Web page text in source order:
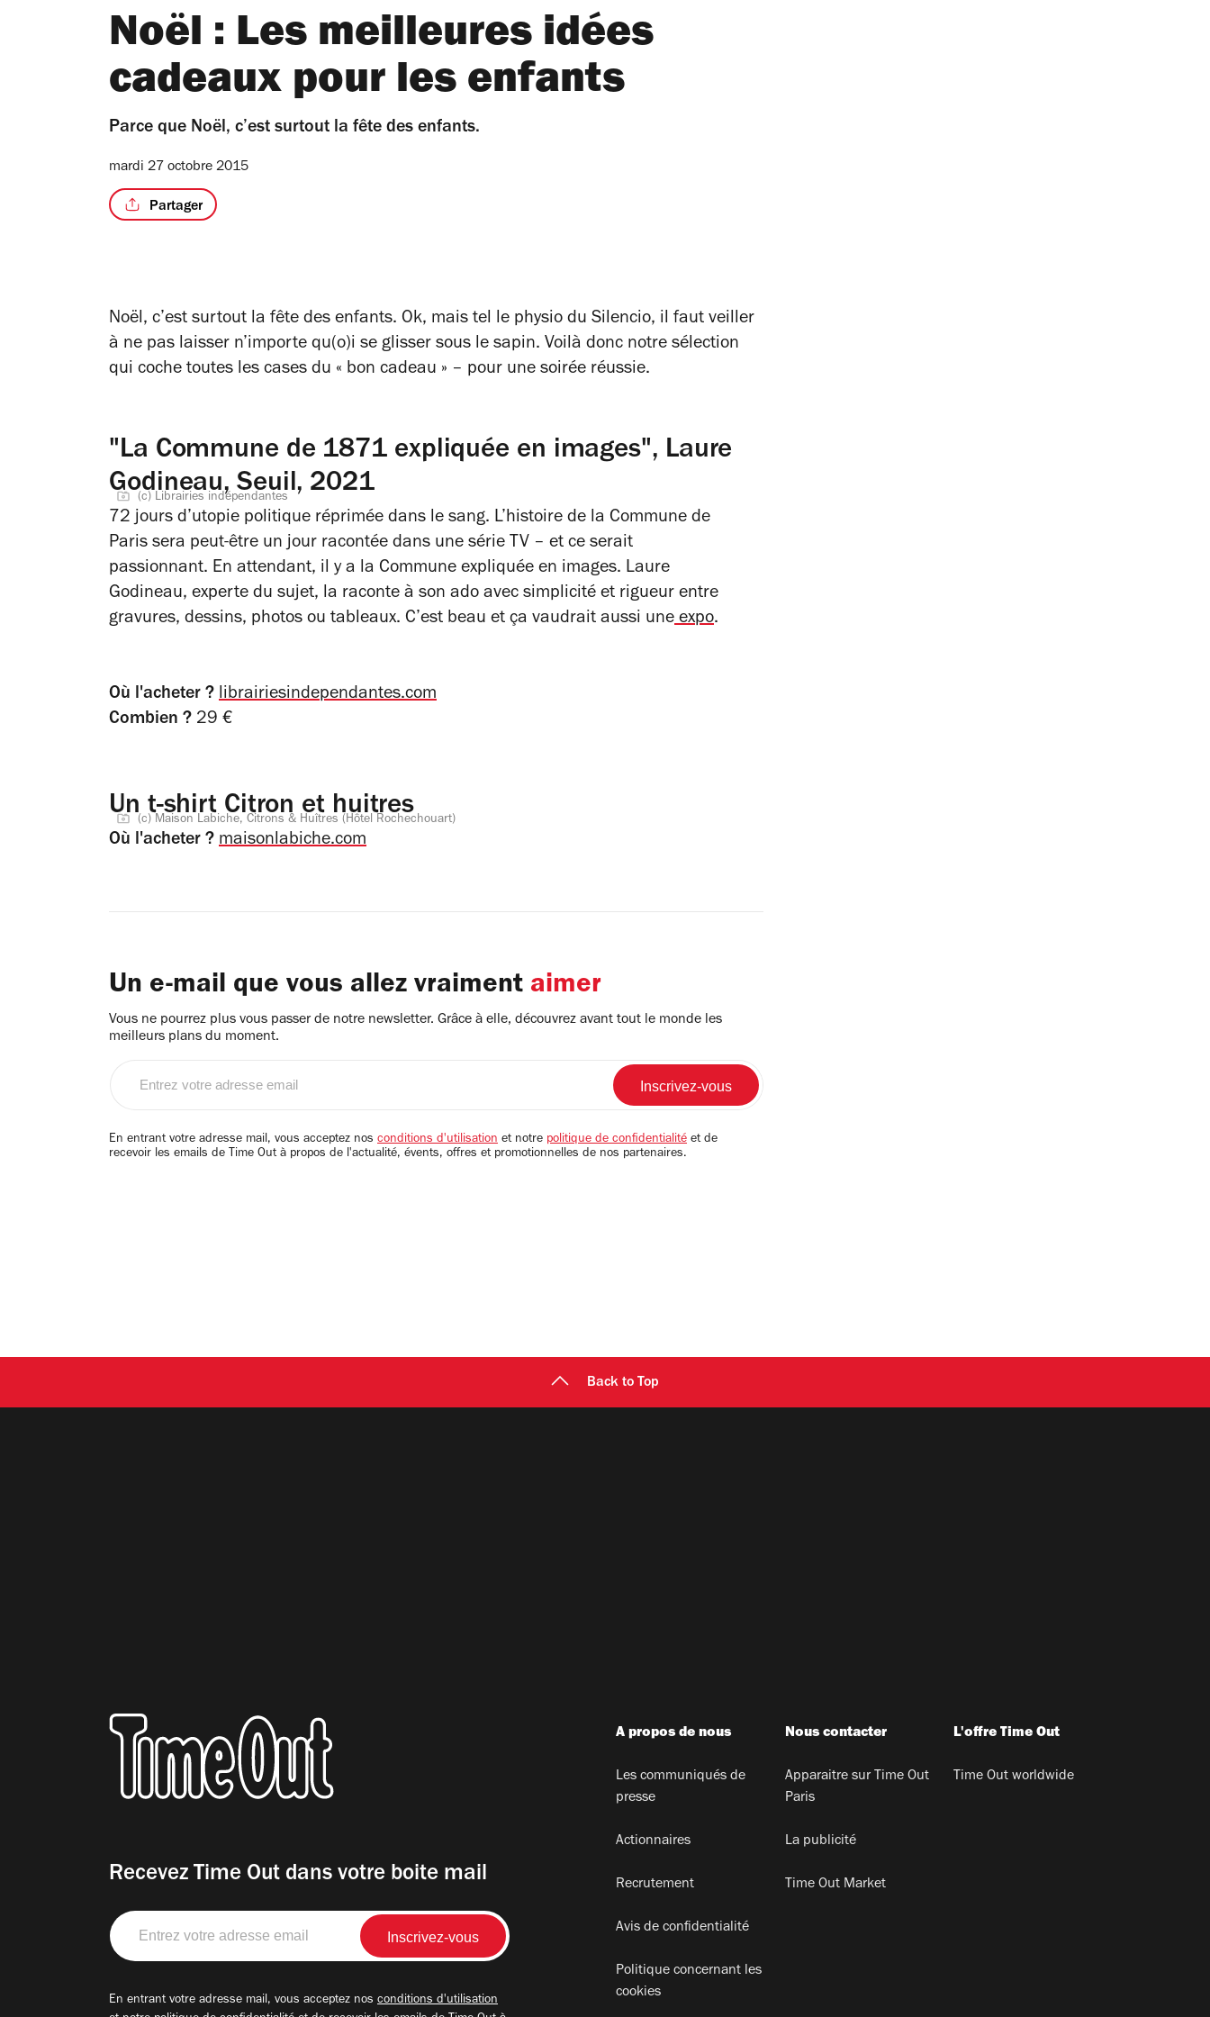
Noël : Les meilleures idées
cadeaux pour les enfants
Parce que Noël, c’est surtout la fête des enfants.
mardi 27 octobre 2015
Partager
Noël, c’est surtout la fête des enfants. Ok, mais tel le physio du Silencio, il faut veiller
à ne pas laisser n’importe qu(o)i se glisser sous le sapin. Voilà donc notre sélection
qui coche toutes les cases du « bon cadeau » – pour une soirée réussie.
"La Commune de 1871 expliquée en images", Laure
Godineau, Seuil, 2021
(c) Librairies indépendantes
72 jours d’utopie politique réprimée dans le sang. L’histoire de la Commune de
Paris sera peut-être un jour racontée dans une série TV – et ce serait
passionnant. En attendant, il y a la Commune expliquée en images. Laure
Godineau, experte du sujet, la raconte à son ado avec simplicité et rigueur entre
gravures, dessins, photos ou tableaux. C’est beau et ça vaudrait aussi une expo.
Où l'acheter ? librairiesindependantes.com
Combien ? 29 €
Un t-shirt Citron et huitres
(c) Maison Labiche, Citrons & Huîtres (Hôtel Rochechouart)
Où l'acheter ? maisonlabiche.com
Un e-mail que vous allez vraiment aimer
Vous ne pourrez plus vous passer de notre newsletter. Grâce à elle, découvrez avant tout le monde les
meilleurs plans du moment.
email
En entrant votre adresse mail, vous acceptez nos conditions d'utilisation et notre politique de confidentialité et de
recevoir les emails de Time Out à propos de l'actualité, évents, offres et promotionnelles de nos partenaires.
Back to Top
Recevez Time Out dans votre boite mail
Entrez
votre
adresse
En entrant votre adresse mail, vous acceptez nos conditions d'utilisation
A propos de nous
Les communiqués de
presse
Actionnaires
Recrutement
Avis de confidentialité
Politique concernant les
cookies
Nous contacter
Apparaitre sur Time Out
Paris
La publicité
Time Out Market
L'offre Time Out
Time Out worldwide